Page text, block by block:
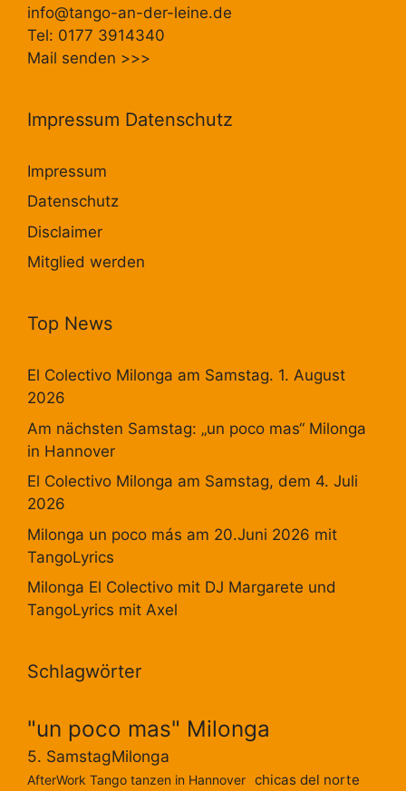
info@tango-an-der-leine.de
Tel: 0177 3914340
Mail senden >>>
Impressum Datenschutz
Impressum
Datenschutz
Disclaimer
Mitglied werden
Top News
El Colectivo Milonga am Samstag. 1. August
2026
Am nächsten Samstag: „un poco mas“ Milonga
in Hannover
El Colectivo Milonga am Samstag, dem 4. Juli
2026
Milonga un poco más am 20.Juni 2026 mit
TangoLyrics
Milonga El Colectivo mit DJ Margarete und
TangoLyrics mit Axel
Schlagwörter
"un poco mas" Milonga
5. SamstagMilonga
AfterWork Tango tanzen in Hannover chicas del norte